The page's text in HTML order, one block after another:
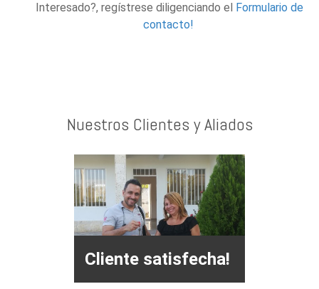
Interesado?, regístrese diligenciando el Formulario de
contacto!
Nuestros Clientes y Aliados
Cliente satisfecha!